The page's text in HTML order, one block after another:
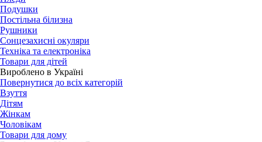
Подушки
Постільна білизна
Рушники
Сонцезахисні окуляри
Техніка та електроніка
Товари для дітей
Вироблено в Україні
Повернутися до всіх категорій
Взуття
Дітям
Жінкам
Чоловікам
Товари для дому